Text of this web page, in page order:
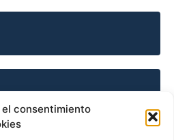
consentimiento